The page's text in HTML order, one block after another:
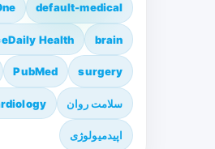
default-medical
brain
Health
surgery
PubMed
سلامت روان
اپیدمیولوژی